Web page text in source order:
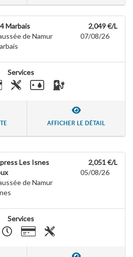
Marbais
de Namur
2,049 €/L
07/08/26
Services
AFFICHER LE DÉTAIL
Les Isnes
de Namur
2,051 €/L
05/08/26
Services